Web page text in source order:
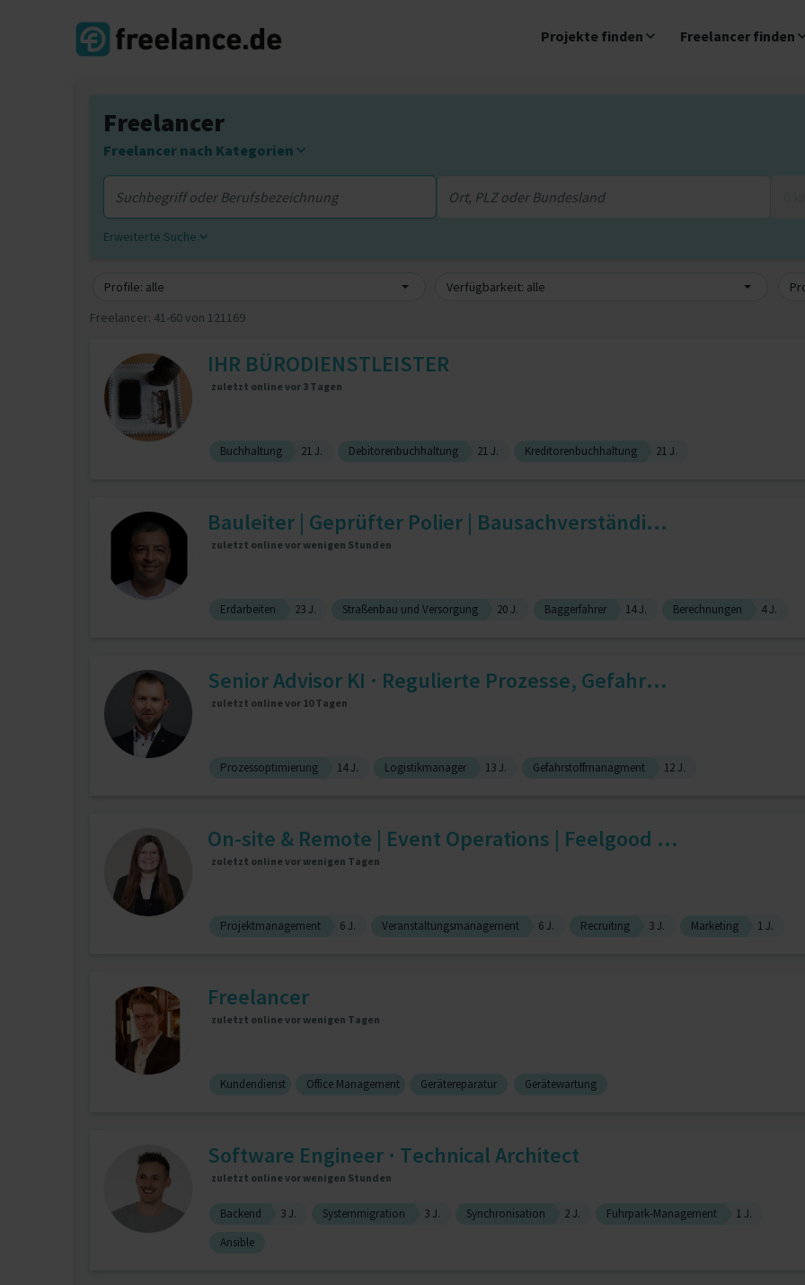
Projekte finden Freelancer finden
Freelancer
Freelancer nach Kategorien
Erweiterte Suche
Profile: alle Verfügbarkeit: alle
Freelancer: 41-60 von 121169
IHR BÜRODIENSTLEISTER
zuletzt online vor 3 Tagen
Buchhaltung 21 J. Debitorenbuchhaltung 21 J. Kreditorenbuchhaltung 21 J.
Bauleiter | Geprüfter Polier | Bausachverständi...
zuletzt online vor wenigen Stunden
Erdarbeiten 23 J. Straßenbau und Versorgung 20 J. Baggerfahrer 14 J. Berechnungen 4 J.
Senior Advisor KI · Regulierte Prozesse, Gefahr...
zuletzt online vor 10 Tagen
Prozessoptimierung 14 J. Logistikmanager 13 J. Gefahrstoffmanagment 12 J.
On-site & Remote | Event Operations | Feelgood ...
zuletzt online vor wenigen Tagen
Projektmanagement 6 J. Veranstaltungsmanagement 6 J. Recruiting 3 J. Marketing 1 J.
Freelancer
zuletzt online vor wenigen Tagen
Kundendienst Office Management Gerätereparatur Gerätewartung
Software Engineer · Technical Architect
zuletzt online vor wenigen Stunden
Backend 3 J. Systemmigration 3 J. Synchronisation 2 J. Fuhrpark-Management
1 J.
Ansible